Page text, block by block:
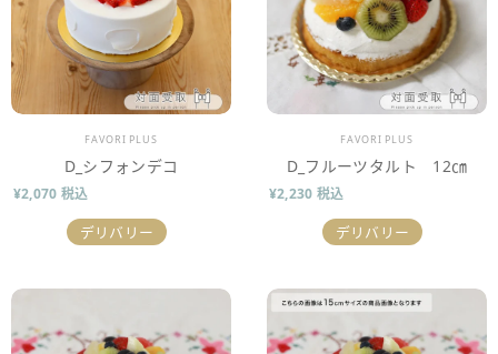
販売業者
FAVORI PLUS
D_シフォンデコ
¥2,070 税込
デリバリー
販売業者
FAVORI PLUS
D_フルーツタルト 12㎝
¥2,230 税込
デリバリー